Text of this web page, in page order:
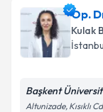
Op.
Kulak
Başkent
Altunizade, Kısıklı